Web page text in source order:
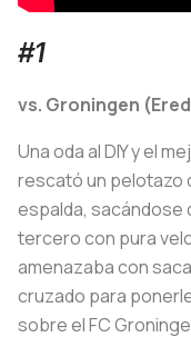
#1
vs. Groningen
Una oda al DIY y el
rescató un pelotazo
espalda, sacándose
tercero con pura
amenazaba con
cruzado para
sobre el FC